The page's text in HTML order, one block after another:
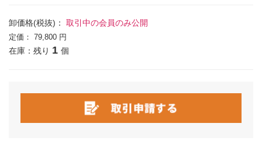
卸価格(税抜)： 取引中の会員のみ公開
定価： 79,800 円
在庫：残り 1 個